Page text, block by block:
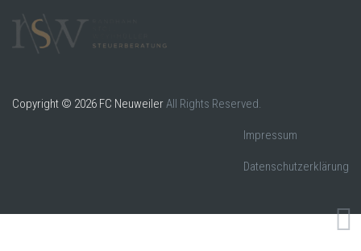
Copyright © 2026 FC NeuweilerAll Rights Reserved.
Impressum
Datenschutzerklärung